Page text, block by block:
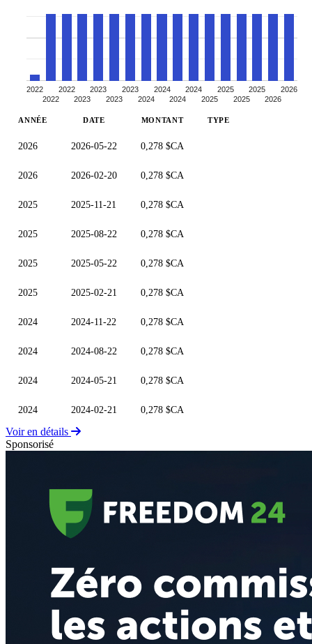
2022
2022
2022
2023
2023
2023
2023
2024
2024
2024
2024
2025
2025
2025
2025
2026
2026
ANNÉE DATE MONTANT TYPE
2026 2026-05-22 0,278 $CA
2026 2026-02-20 0,278 $CA
2025 2025-11-21 0,278 $CA
2025 2025-08-22 0,278 $CA
2025 2025-05-22 0,278 $CA
2025 2025-02-21 0,278 $CA
2024 2024-11-22 0,278 $CA
2024 2024-08-22 0,278 $CA
2024 2024-05-21 0,278 $CA
2024 2024-02-21 0,278 $CA
Voir en détails
Sponsorisé